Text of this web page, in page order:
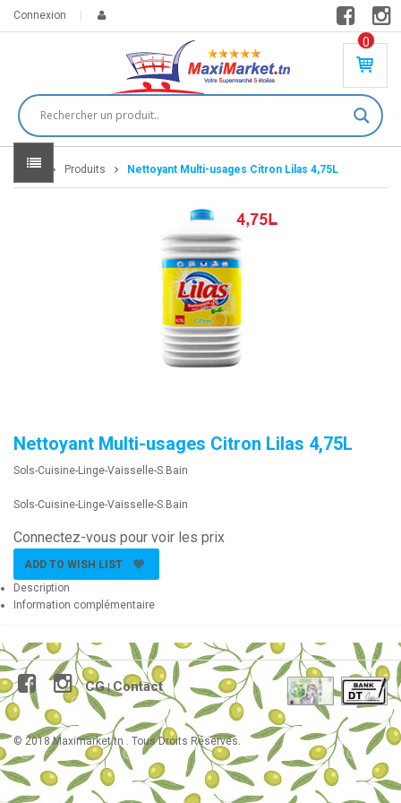
Connexion
0
PR
DU
IT(
S)
Home Produits Nettoyant Multi-usages Citron Lilas 4,75L
Nettoyant Multi-usages Citron Lilas 4,75L
Sols-Cuisine-Linge-Vaisselle-S.Bain
Sols-Cuisine-Linge-Vaisselle-S.Bain
Connectez-vous pour voir les prix
ADD TO WISH LIST
Description
Information complémentaire
CG|Contact
© 2018 Maximarket.tn . Tous Droits Réservés.